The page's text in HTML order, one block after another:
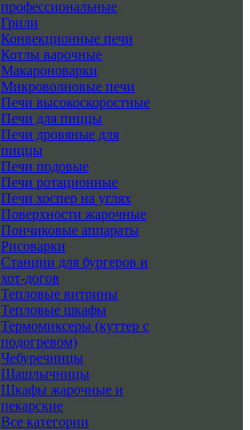
профессиональные
Грили
Конвекционные печи
Котлы варочные
Макароноварки
Микроволновые печи
Печи высокоскоростные
Печи для пиццы
Печи дровяные для
пиццы
Печи подовые
Печи ротационные
Печи хоспер на углях
Поверхности жарочные
Пончиковые аппараты
Рисоварки
Станции для бургеров и
хот-догов
Тепловые витрины
Тепловые шкафы
Термомиксеры (куттер с
подогревом)
Чебуречницы
Шашлычницы
Шкафы жарочные и
пекарские
Все категории